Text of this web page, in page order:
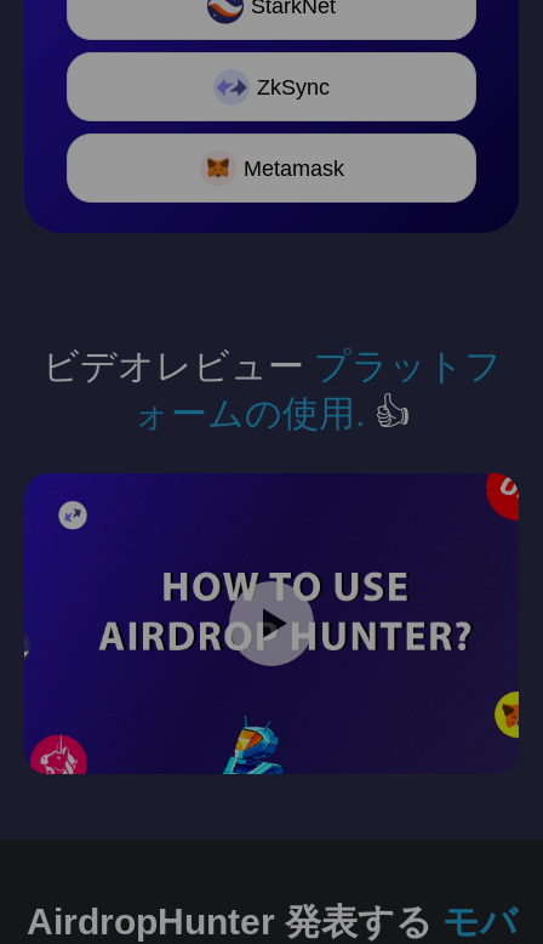
StarkNet
ZkSync
Metamask
ビデオレビュー プラットフ
ォームの使用. 👍
AirdropHunter 発表する モバ